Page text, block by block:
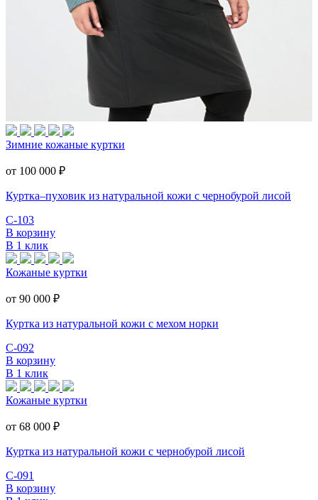
Зимние кожаные куртки
от 100 000 ₽
Куртка–пуховик из натуральной кожи с чернобурой лисой
С-103
В корзину
В 1 клик
Кожаные куртки
от 90 000 ₽
Куртка из натуральной кожи с мехом норки
С-092
В корзину
В 1 клик
Кожаные куртки
от 68 000 ₽
Куртка из натуральной кожи с чернобурой лисой
С-091
В корзину